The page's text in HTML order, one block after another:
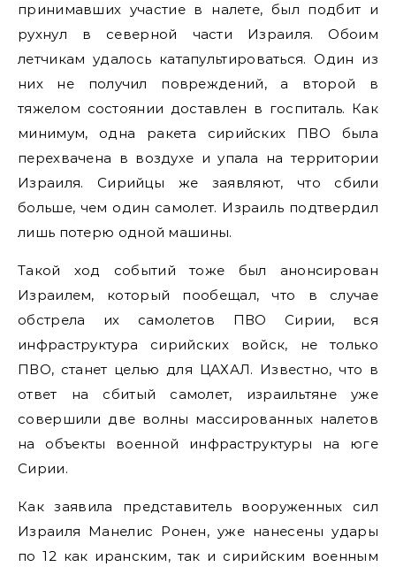
принимавших участие в налете, был подбит и
рухнул в северной части Израиля. Обоим
летчикам удалось катапультироваться. Один из
них не получил повреждений, а второй в
тяжелом состоянии доставлен в госпиталь. Как
минимум, одна ракета сирийских ПВО была
перехвачена в воздухе и упала на территории
Израиля. Сирийцы же заявляют, что сбили
больше, чем один самолет. Израиль подтвердил
лишь потерю одной машины.
Такой ход событий тоже был анонсирован
Израилем, который пообещал, что в случае
обстрела их самолетов ПВО Сирии, вся
инфраструктура сирийских войск, не только
ПВО, станет целью для ЦАХАЛ. Известно, что в
ответ на сбитый самолет, израильтяне уже
совершили две волны массированных налетов
на объекты военной инфраструктуры на юге
Сирии.
Как заявила представитель вооруженных сил
Израиля Манелис Ронен, уже нанесены удары
по 12 как иранским, так и сирийским военным